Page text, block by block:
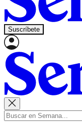
Suscríbete